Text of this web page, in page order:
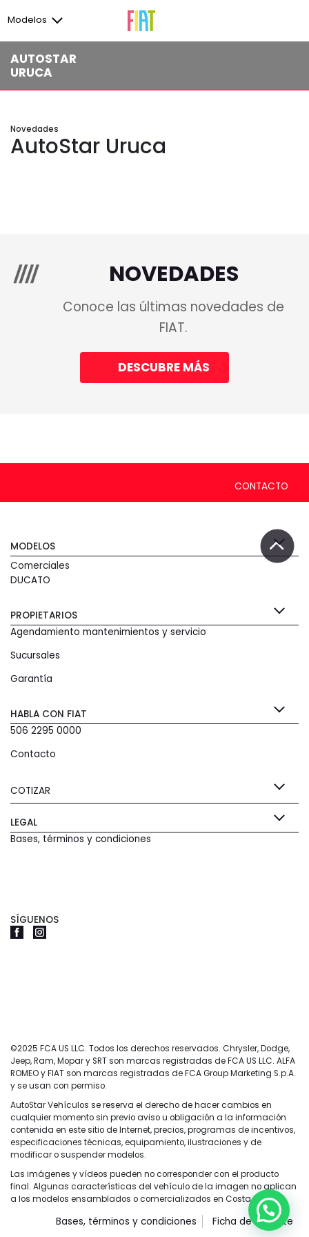
Modelos
AUTOSTAR
URUCA
Novedades
AutoStar Uruca
NOVEDADES
Conoce las últimas novedades de
FIAT.
DESCUBRE MÁS
CONTACTO
MODELOS
Comerciales
DUCATO
PROPIETARIOS
Agendamiento mantenimientos y servicio
Sucursales
Garantía
HABLA CON FIAT
506 2295 0000
Contacto
COTIZAR
LEGAL
Bases, términos y condiciones
SÍGUENOS
©2025 FCA US LLC. Todos los derechos reservados. Chrysler, Dodge,
Jeep, Ram, Mopar y SRT son marcas registradas de FCA US LLC. ALFA
ROMEO y FIAT son marcas registradas de FCA Group Marketing S.p.A.
y se usan con permiso.
AutoStar Vehículos se reserva el derecho de hacer cambios en
cualquier momento sin previo aviso u obligación a la información
contenida en este sitio de Internet, precios, programas de incentivos,
especificaciones técnicas, equipamiento, ilustraciones y de
modificar o suspender modelos.
Las imágenes y vídeos pueden no corresponder con el producto
final. Algunas características del vehículo de la imagen no aplican
a los modelos ensamblados o comercializados en Costa Rica.
Bases, términos y condiciones Ficha de Rescate